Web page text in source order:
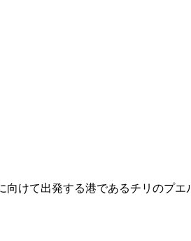
けて出発する港であるチリのプ